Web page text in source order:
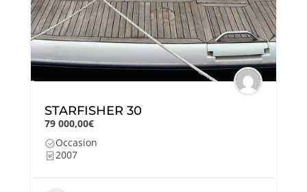
STARFISHER 30
79 000,00€
Occasion
2007